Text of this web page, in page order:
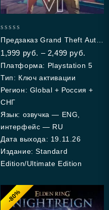
out
of
5
Предзаказ Grand Theft Auto
VI (PS5)
1,999 руб. – 2,499 руб.
Платформа: Playstation 5
Тип: Ключ активации
Регион: Global + Россия +
СНГ
Язык: озвучка — ENG,
интерфейс — RU
Дата выхода: 19.11.26
Издание: Standard
Edition/Ultimate Edition
-80%